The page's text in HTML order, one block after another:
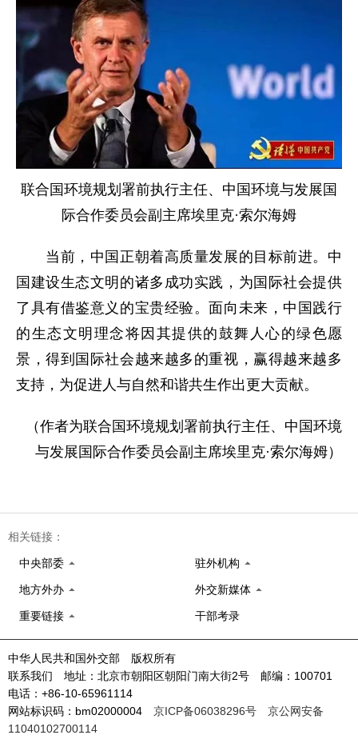
联合国环境规划署前执行主任、中国环境与发展国
际合作委员会副主席埃里克·索尔海姆
当前，中国正朝着高质量发展的目标前进。中
国建设生态文明的诸多成功实践，为国际社会提供
了具有借鉴意义的宝贵经验。面向未来，中国践行
的生态文明理念将因其提供的鼓舞人心的绿色愿
景，得到国际社会越来越多的重视，赢得越来越多
支持，为促进人与自然和谐共生作出更大贡献。
（作者为联合国环境规划署前执行主任、中国环境
与发展国际合作委员会副主席埃里克·索尔海姆）
相关链接：
中央部委 驻外机构
地方外办 外交新媒体
重要链接 干部考录
中华人民共和国外交部 版权所有
联系我们 地址：北京市朝阳区朝阳门南大街2号 邮编：100701
电话：+86-10-65961114
网站标识码：bm02000004 京ICP备06038296号
京公网安备
11040102700114